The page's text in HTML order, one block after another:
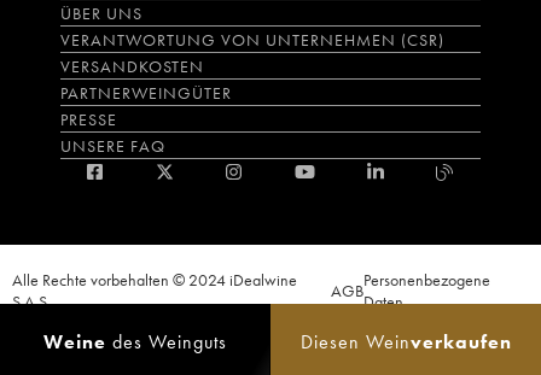
Weine des Weinguts Diesen Weinverkaufen
ÜBER UNS
VERANTWORTUNG VON UNTERNEHMEN (CSR)
VERSANDKOSTEN
PARTNERWEINGÜTER
PRESSE
UNSERE FAQ
Alle Rechte vorbehalten © 2024 iDealwine
S.A.S.
AGBPersonenbezogene
Daten
Verkaufs verlangt. CODE DE LA SANTÉ PUBLIQUE, ART.L.3342-1 et L.3353-3